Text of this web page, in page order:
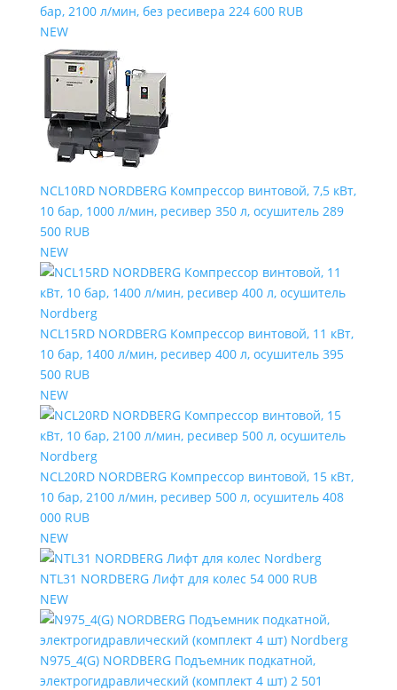
бар, 2100 л/мин, без ресивера 224 600 RUB
NEW
NCL10RD NORDBERG Компрессор винтовой, 7,5 кВт,
10 бар, 1000 л/мин, ресивер 350 л, осушитель 289
500 RUB
NEW
NCL15RD NORDBERG Компрессор винтовой, 11 кВт,
10 бар, 1400 л/мин, ресивер 400 л, осушитель 395
500 RUB
NEW
NCL20RD NORDBERG Компрессор винтовой, 15 кВт,
10 бар, 2100 л/мин, ресивер 500 л, осушитель 408
000 RUB
NEW
NTL31 NORDBERG Лифт для колес 54 000 RUB
NEW
N975_4(G) NORDBERG Подъемник подкатной,
электрогидравлический (комплект 4 шт) 2 501